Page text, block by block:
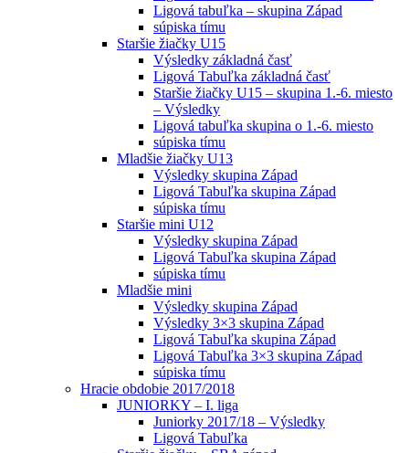
Ligová tabuľka – skupina Západ
súpiska tímu
Staršie žiačky U15
Výsledky základná časť
Ligová Tabuľka základná časť
Staršie žiačky U15 – skupina 1.-6. miesto
– Výsledky
Ligová tabuľka skupina o 1.-6. miesto
súpiska tímu
Mladšie žiačky U13
Výsledky skupina Západ
Ligová Tabuľka skupina Západ
súpiska tímu
Staršie mini U12
Výsledky skupina Západ
Ligová Tabuľka skupina Západ
súpiska tímu
Mladšie mini
Výsledky skupina Západ
Výsledky 3×3 skupina Západ
Ligová Tabuľka skupina Západ
Ligová Tabuľka 3×3 skupina Západ
súpiska tímu
Hracie obdobie 2017/2018
JUNIORKY – I. liga
Juniorky 2017/18 – Výsledky
Ligová Tabuľka